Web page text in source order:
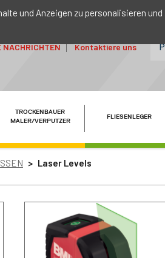
NACHRICHTEN Kontaktiere uns
TROCKENBAUER
MALER/VERPUTZER
FLIESENLEGER
Laser Levels
und Anzeigen zu personalisieren